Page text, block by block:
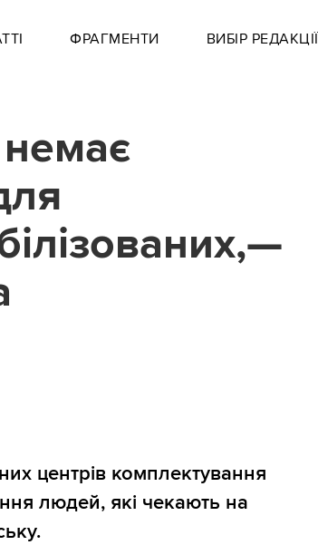
ФРАГМЕНТИ ВИБІР РЕДАКЦІЇ
центрів комплектування
людей, які чекають на